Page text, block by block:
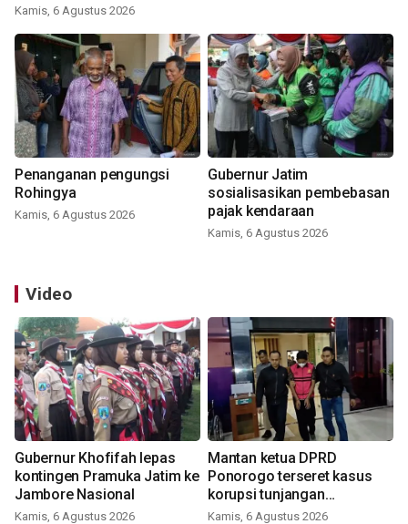
Kamis, 6 Agustus 2026
Penanganan pengungsi
Rohingya
Kamis, 6 Agustus 2026
Gubernur Jatim
sosialisasikan pembebasan
pajak kendaraan
Kamis, 6 Agustus 2026
Video
Gubernur Khofifah lepas
kontingen Pramuka Jatim ke
Jambore Nasional
Kamis, 6 Agustus 2026
Mantan ketua DPRD
Ponorogo terseret kasus
korupsi tunjangan
perumahan
Kamis, 6 Agustus 2026